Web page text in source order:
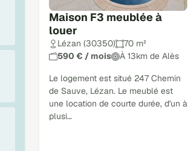
Maison F3 meublée à
louer
Lézan (30350)
70 m²
590 € / mois
À 13km de Alès
Le logement est situé 247 Chemin
de Sauve, Lézan. Le meublé est
une location de courte durée, d'un à
plusi…